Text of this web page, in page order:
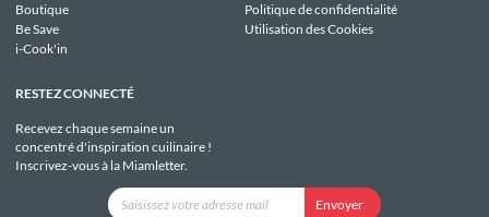
Boutique
Be Save
i-Cook'in
Politique de confidentialité
Utilisation des Cookies
RESTEZ CONNECTÉ
Recevez chaque semaine un
concentré d'inspiration cuilinaire !
Inscrivez-vous à la Miamletter.